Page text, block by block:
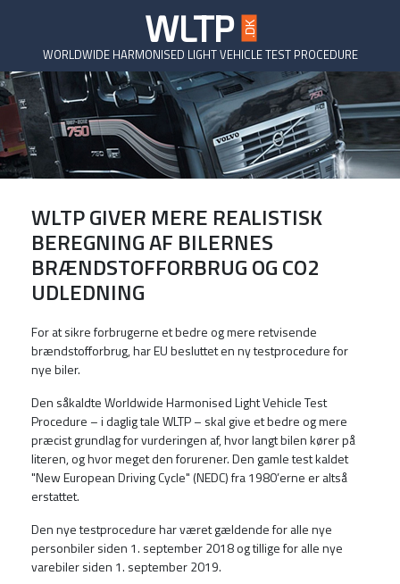
WLTP
.DK
WORLDWIDE HARMONISED LIGHT VEHICLE TEST PROCEDURE
WLTP GIVER MERE REALISTISK
BEREGNING AF BILERNES
BRÆNDSTOFFORBRUG OG CO2
UDLEDNING
For at sikre forbrugerne et bedre og mere retvisende
brændstofforbrug, har EU besluttet en ny testprocedure for
nye biler.
Den såkaldte Worldwide Harmonised Light Vehicle Test
Procedure – i daglig tale WLTP – skal give et bedre og mere
præcist grundlag for vurderingen af, hvor langt bilen kører på
literen, og hvor meget den forurener. Den gamle test kaldet
"New European Driving Cycle" (NEDC) fra 1980’erne er altså
erstattet.
Den nye testprocedure har været gældende for alle nye
personbiler siden 1. september 2018 og tillige for alle nye
varebiler siden 1. september 2019.